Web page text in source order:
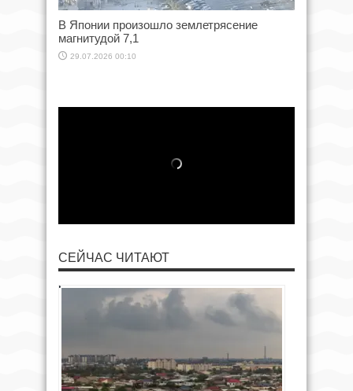
В Японии произошло землетрясение
магнитудой 7,1
29.07.2026 00:10
СЕЙЧАС ЧИТАЮТ